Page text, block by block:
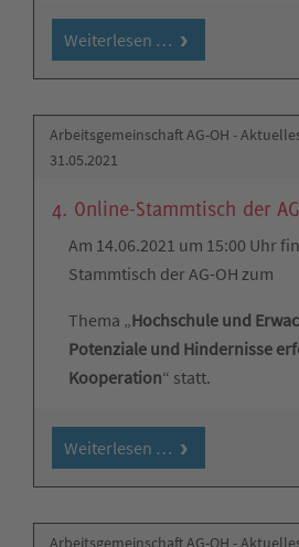
Weiterlesen …
Arbeitsgemeinschaft AG-OH -
31.05.2021
4. Online-Stammtisch der
Am 14.06.2021 um 15:00 Uhr
Stammtisch der AG-OH zum
Thema „Hochschule und
Potenziale und Hindernisse
Kooperation“ statt.
Weiterlesen …
Arbeitsgemeinschaft AG-OH -